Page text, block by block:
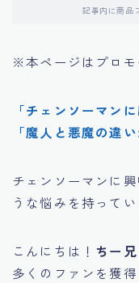
記事内に商品
※本ページはプロ
「チェンソーマン
「魔人と悪魔の違
チェンソーマンに
うな悩みを持って
こんにちは！ ちー兄
多くのファンを獲